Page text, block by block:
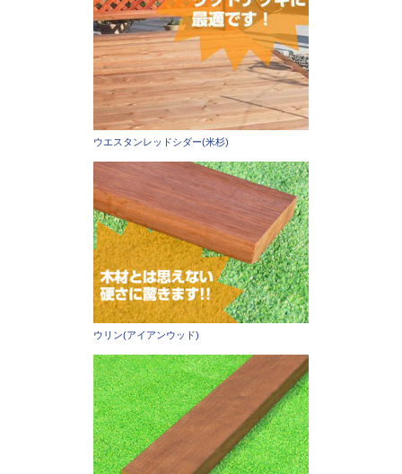
ウエスタンレッドシダー(米杉)
ウリン(アイアンウッド)